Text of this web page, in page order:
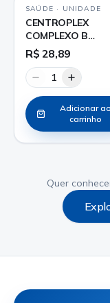
SAÚDE · UNIDADE
CENTROPLEX
COMPLEXO B
COMPRIMIDO
R$ 28,89
1
Adicionar ao
carrinho
Quer